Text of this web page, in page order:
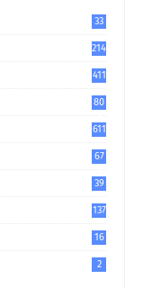
33
214
411
80
611
67
39
137
16
2